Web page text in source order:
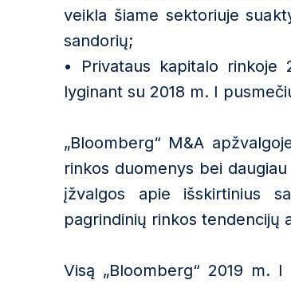
veikla šiame sektoriuje
sandorių;
•
Privataus kapitalo
lyginant su 2018 m. I
„Bloomberg“ M&A
rinkos duomenys bei
įžvalgos apie išskirtinius
pagrindinių rinkos tendencijų
Visą „Bloomberg“ 2019 m.